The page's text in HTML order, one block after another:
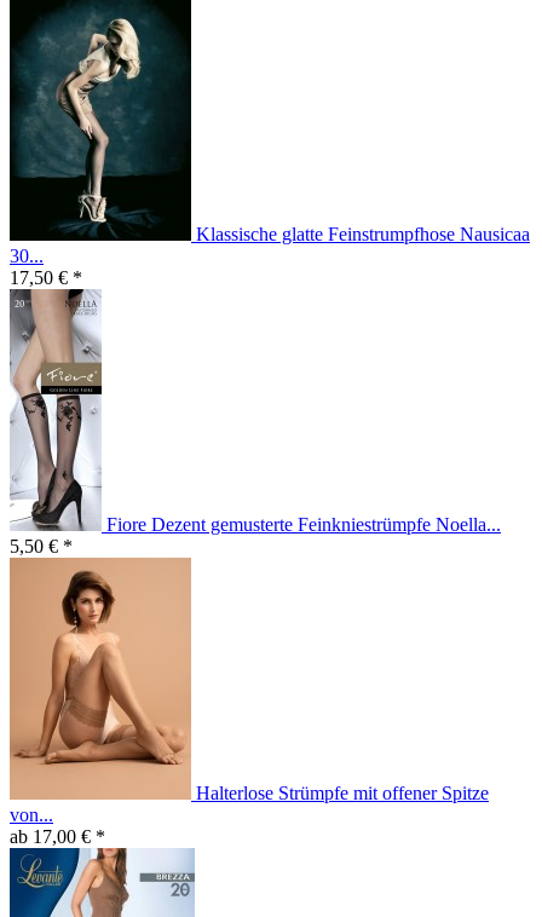
Klassische glatte Feinstrumpfhose Nausicaa
30...
17,50 € *
Fiore Dezent gemusterte Feinkniestrümpfe Noella...
5,50 € *
Halterlose Strümpfe mit offener Spitze
von...
ab 17,00 € *